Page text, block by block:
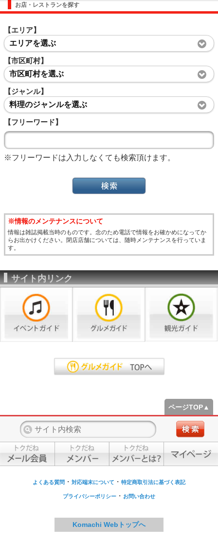
お店・レストランを探す
【エリア】
エリアを選ぶ
【市区町村】
市区町村を選ぶ
【ジャンル】
料理のジャンルを選ぶ
【フリーワード】
※フリーワードは入力しなくても検索頂けます。
※情報のメンテナンスについて
情報は雑誌掲載当時のものです。念のため電話で情報をお確かめになってか
らお出かけください。閉店店舗については、随時メンテナンスを行っていま
す。
サイト内リンク
ページTOP▲
よくある質問 ・ 対応端末について ・ 特定商取引法に基づく表記
プライバシーポリシー ・ お問い合わせ
Komachi Webトップへ